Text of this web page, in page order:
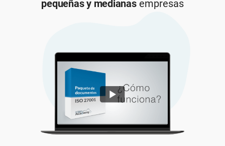
ISO 17025
IATF 16949
AS9100
Productos sanitarios
Aeroespacial
Automoción
pequeñas y medianasempresas